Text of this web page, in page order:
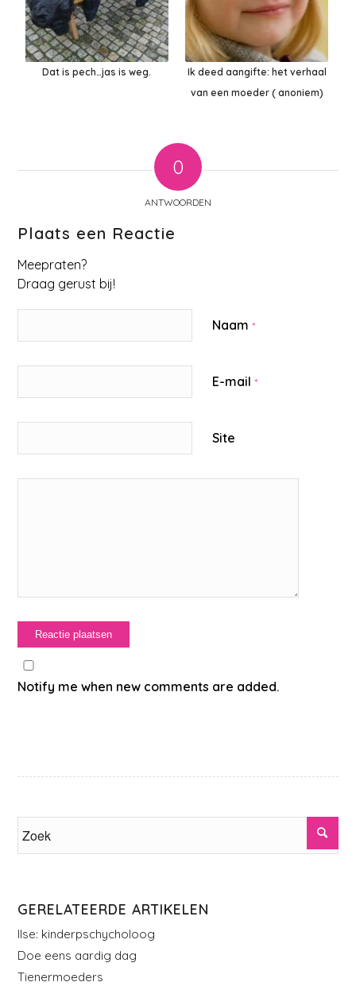
Dat is pech…jas is weg.
Ik deed aangifte: het verhaal
van een moeder ( anoniem)
0
ANTWOORDEN
Plaats een Reactie
Meepraten?
Draag gerust bij!
Naam*
E-mail*
Site
Notify me when new comments are added.
GERELATEERDE ARTIKELEN
Ilse: kinderpschycholoog
Doe eens aardig dag
Tienermoeders